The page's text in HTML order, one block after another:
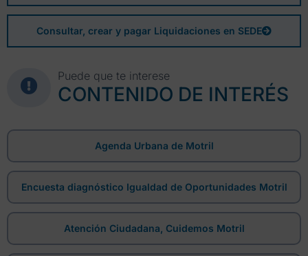
Consultar, crear y pagar Liquidaciones en SEDE
Puede que te interese
CONTENIDO DE INTERÉS
Agenda Urbana de Motril
Encuesta diagnóstico Igualdad de Oportunidades Motril
Atención Ciudadana, Cuidemos Motril